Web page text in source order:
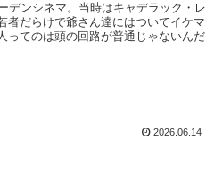
デンシネマ。当時はキャデラック・レ
者だらけで爺さん達にはついてイケマ
ってのは頭の回路が普通じゃないんだ
2026.06.14